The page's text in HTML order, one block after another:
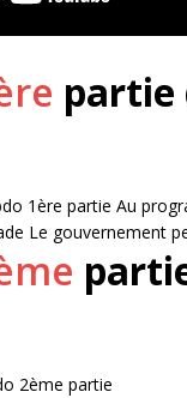
partie
1ère partie Au
Le gouvernement
2ème partie